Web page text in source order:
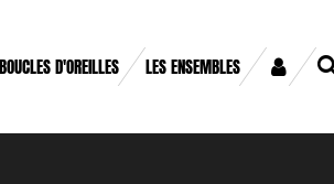
BOUCLES D'OREILLES LES ENSEMBLES